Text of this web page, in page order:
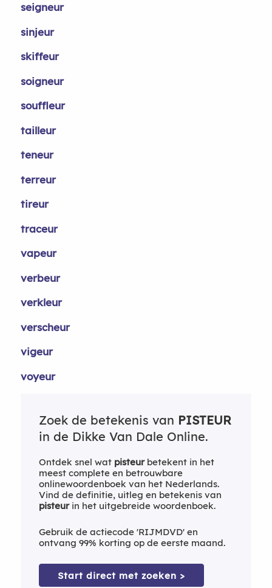
seigneur
sinjeur
skiffeur
soigneur
souffleur
tailleur
teneur
terreur
tireur
traceur
vapeur
verbeur
verkleur
verscheur
vigeur
voyeur
Zoek de betekenis van PISTEUR
in de Dikke Van Dale Online.
Ontdek snel wat pisteurbetekent in het
meest complete en betrouwbare
onlinewoordenboek van het Nederlands.
Vind de definitie, uitleg en betekenis van
pisteurin het uitgebreide woordenboek.
Gebruik de actiecode 'RIJMDVD' en
ontvang 99% korting op de eerste maand.
Start direct met zoeken >